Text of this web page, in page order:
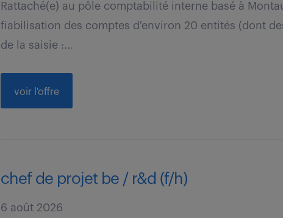
Rattaché(e) au pôle comptabilité interne basé à
fiabilisation des comptes d'environ 20 entités (dont
de la saisie :...
voir l'offre
chef de projet be / r&d (f/h)
6 août 2026